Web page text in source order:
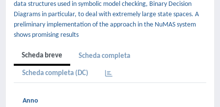
data structures used in symbolic model checking, Binary Decision
Diagrams in particular, to deal with extremely large state spaces. A
preliminary implementation of the approach in the NuMAS system
shows promising results
Scheda breve Scheda completa
Scheda completa (DC)
Anno